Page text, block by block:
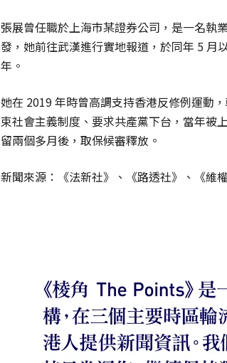
張展曾任職於上海市某證券公司，是一名執
發，她前往武漢進行實地報道，於同年 5 月
年。
她在 2019 年時曾高調支持香港反修例運動
束社會主義制度、要求共產黨下台，當年被
留兩個多月後，取保候審釋放。
新聞來源： 《法新社》、《路透社》、《維